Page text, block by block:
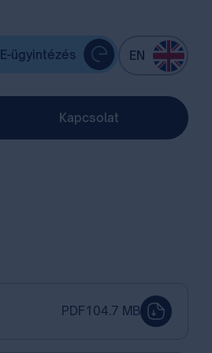
E-ügyintézés EN
Kapcsolat
PDF104.7 MB